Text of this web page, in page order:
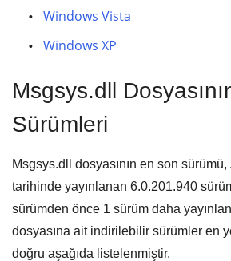
Windows Vista
Windows XP
Msgsys.dll
Sürümleri
Msgsys.dll dosyasının en son sürümü,
tarihinde yayınlanan 6.0.201.940
sürümden önce 1 sürüm daha
dosyasına ait indirilebilir sürümler en
doğru aşağıda listelenmiştir.